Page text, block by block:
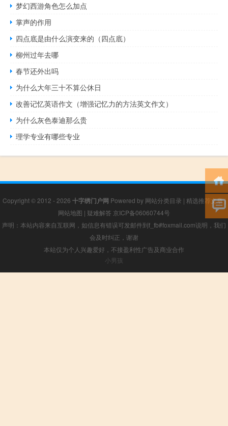
梦幻西游角色怎么加点
掌声的作用
四点底是由什么演变来的（四点底）
柳州过年去哪
春节还外出吗
为什么大年三十不算公休日
改善记忆英语作文（增强记忆力的方法英文作文）
为什么灰色泰迪那么贵
理学专业有哪些专业
Copyright © 2012 - 2026 十字绣门户网 Powered by 网站分类目录 | 精选推荐文章|
网站地图 | 疑难解答 京ICP备06060744号
声明：本站内容来自互联网，如信息有错误可发邮件到f_fb#foxmail.com说明，我们
会及时纠正，谢谢
本站仅为个人兴趣爱好，不接盈利性广告及商业合作
小男孩